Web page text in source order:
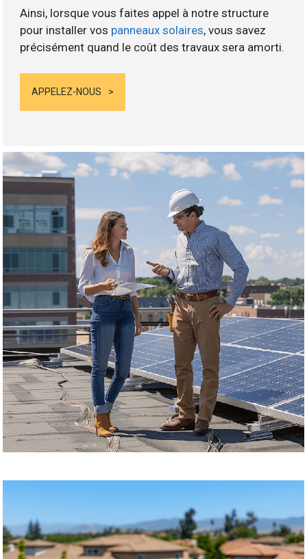
Ainsi, lorsque vous faites appel à notre structure
pour installer vos panneaux solaires, vous savez
précisément quand le coût des travaux sera amorti.
APPELEZ-NOUS